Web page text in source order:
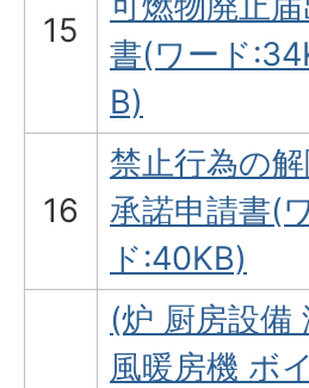
15
書(ワード
B)
16
禁止行為の
承諾申請書(
ド:40KB)
(炉 厨房設備
風暖房機 ボ